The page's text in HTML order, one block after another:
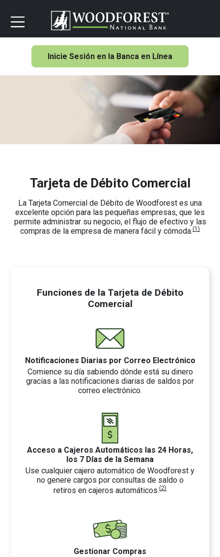
Inicie Sesión en la Banca en Línea
Tarjeta de Débito Comercial
La Tarjeta Comercial de Débito de Woodforest es una
excelente opción para las pequeñas empresas, que les
permite administrar su negocio, el flujo de efectivo y las
compras de la empresa de manera fácil y cómoda.(1)
Funciones de la Tarjeta de Débito
Comercial
Notificaciones Diarias por Correo Electrónico
Comience su día sabiendo dónde está su dinero
gracias a las notificaciones diarias de saldos por
correo electrónico.
Acceso a Cajeros Automáticos las 24 Horas,
los 7 Días de la Semana
Use cualquier cajero automático de Woodforest y
no genere cargos por consultas de saldo o
retiros en cajeros automáticos.(2)
Gestionar Compras